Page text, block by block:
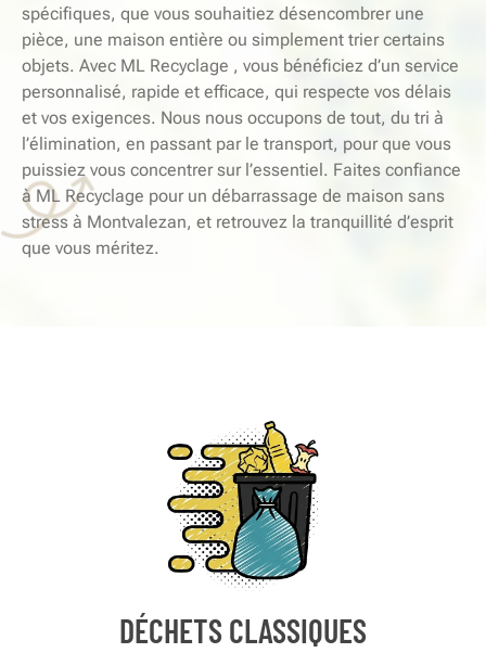
spécifiques, que vous souhaitiez désencombrer une
pièce, une maison entière ou simplement trier certains
objets. Avec ML Recyclage , vous bénéficiez d’un service
personnalisé, rapide et efficace, qui respecte vos délais
et vos exigences. Nous nous occupons de tout, du tri à
l’élimination, en passant par le transport, pour que vous
puissiez vous concentrer sur l’essentiel. Faites confiance
à ML Recyclage pour un débarrassage de maison sans
stress à Montvalezan, et retrouvez la tranquillité d’esprit
que vous méritez.
DÉCHETS CLASSIQUES